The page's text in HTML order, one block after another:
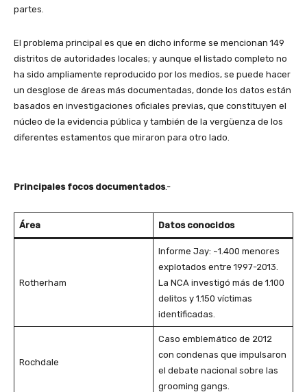
partes.
El problema principal es que en dicho informe se mencionan 149
distritos de autoridades locales; y aunque el listado completo no
ha sido ampliamente reproducido por los medios, se puede hacer
un desglose de áreas más documentadas, donde los datos están
basados en investigaciones oficiales previas, que constituyen el
núcleo de la evidencia pública y también de la vergüenza de los
diferentes estamentos que miraron para otro lado.
Principales focos documentados.-
Área Datos conocidos
Rotherham
Informe Jay: ~1.400 menores
explotados entre 1997-2013.
La NCA investigó más de 1.100
delitos y 1.150 víctimas
identificadas.
Rochdale
Caso emblemático de 2012
con condenas que impulsaron
el debate nacional sobre las
grooming gangs.